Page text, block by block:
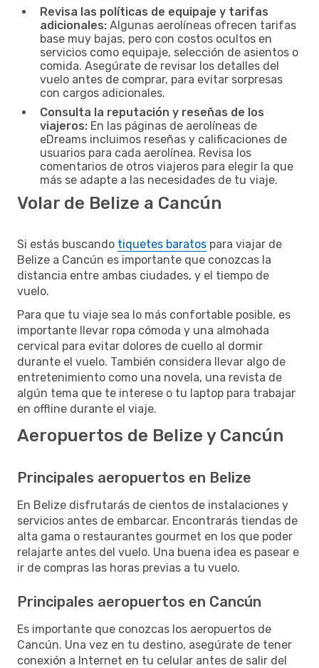
Revisa las políticas de equipaje y tarifas
adicionales: Algunas aerolíneas ofrecen tarifas
base muy bajas, pero con costos ocultos en
servicios como equipaje, selección de asientos o
comida. Asegúrate de revisar los detalles del
vuelo antes de comprar, para evitar sorpresas
con cargos adicionales.
Consulta la reputación y reseñas de los
viajeros: En las páginas de aerolíneas de
eDreams incluimos reseñas y calificaciones de
usuarios para cada aerolínea. Revisa los
comentarios de otros viajeros para elegir la que
más se adapte a las necesidades de tu viaje.
Volar de Belize a Cancún
Si estás buscando tiquetes baratos para viajar de
Belize a Cancún es importante que conozcas la
distancia entre ambas ciudades, y el tiempo de
vuelo.
Para que tu viaje sea lo más confortable posible, es
importante llevar ropa cómoda y una almohada
cervical para evitar dolores de cuello al dormir
durante el vuelo. También considera llevar algo de
entretenimiento como una novela, una revista de
algún tema que te interese o tu laptop para trabajar
en offline durante el viaje.
Aeropuertos de Belize y Cancún
Principales aeropuertos en Belize
En Belize disfrutarás de cientos de instalaciones y
servicios antes de embarcar. Encontrarás tiendas de
alta gama o restaurantes gourmet en los que poder
relajarte antes del vuelo. Una buena idea es pasear e
ir de compras las horas previas a tu vuelo.
Principales aeropuertos en Cancún
Es importante que conozcas los aeropuertos de
Cancún. Una vez en tu destino, asegúrate de tener
conexión a Internet en tu celular antes de salir del